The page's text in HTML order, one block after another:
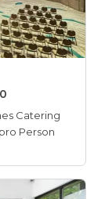
Catering
Person